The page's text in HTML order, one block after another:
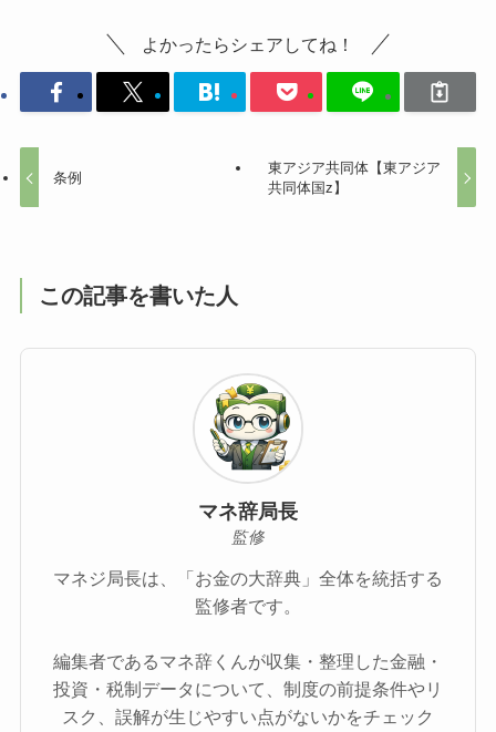
よかったらシェアしてね！
条例
東アジア共同体【東アジア
共同体国z】
この記事を書いた人
マネ辞局長
監修
マネジ局長は、「お金の大辞典」全体を統括する
監修者です。
編集者であるマネ辞くんが収集・整理した金融・
投資・税制データについて、制度の前提条件やリ
スク、誤解が生じやすい点がないかをチェック